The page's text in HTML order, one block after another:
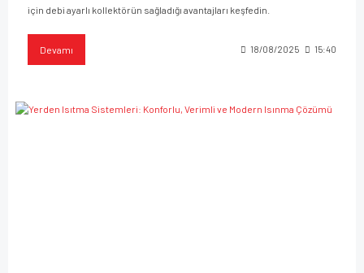
için debi ayarlı kollektörün sağladığı avantajları keşfedin.
Devamı 18/08/2025 15:40